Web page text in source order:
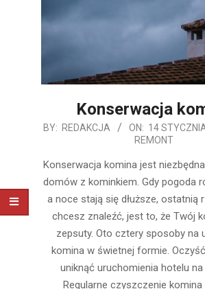
Konserwacja
2020-
14
BY: REDAKCJA ON: 14
REMONT
Konserwacja komina jest
domów z kominkiem. Gdy pogoda
a noce stają się dłuższe, ostatnią
chcesz znaleźć, jest to, że Twój
zepsuty. Oto cztery sposoby na
komina w świetnej formie.
uniknąć uruchomienia hotelu
Regularne czyszczenie komina